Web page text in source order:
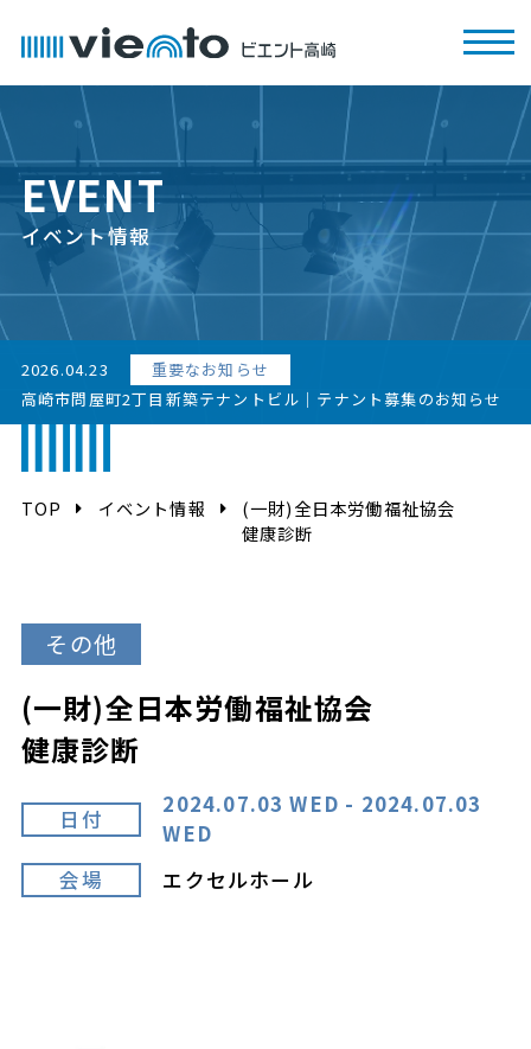
EVENT
イベント情報
2026.04.23
重要なお知らせ
高崎市問屋町2丁目新築テナントビル｜テナント募集のお知らせ
TOP イベント情報
(一財)全日本労働福祉協会
健康診断
その他
(一財)全日本労働福祉協会
健康診断
日付
2024.07.03 WED - 2024.07.03
WED
会場
エクセルホール